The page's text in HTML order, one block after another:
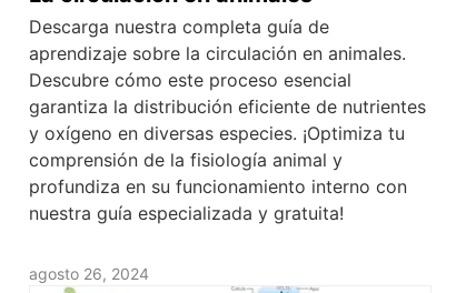
Descarga nuestra completa guía de
aprendizaje sobre la circulación en animales.
Descubre cómo este proceso esencial
garantiza la distribución eficiente de nutrientes
y oxígeno en diversas especies. ¡Optimiza tu
comprensión de la fisiología animal y
profundiza en su funcionamiento interno con
nuestra guía especializada y gratuita!
agosto 26, 2024